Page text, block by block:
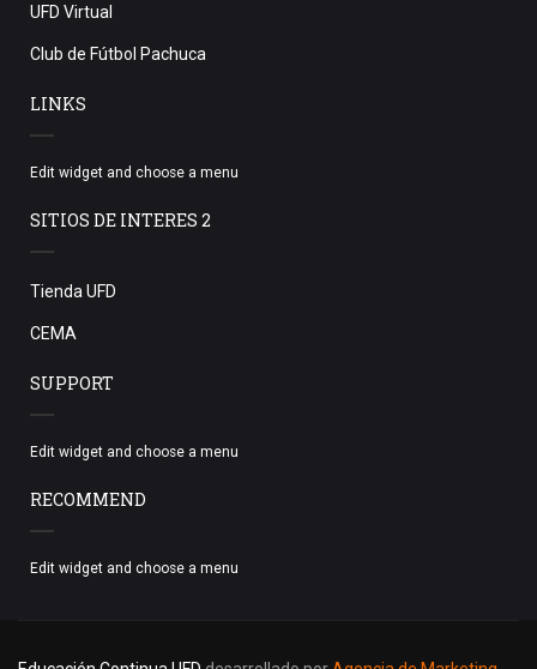
UFD Virtual
Club de Fútbol Pachuca
LINKS
Edit widget and choose a menu
SITIOS DE INTERES 2
Tienda UFD
CEMA
SUPPORT
Edit widget and choose a menu
RECOMMEND
Edit widget and choose a menu